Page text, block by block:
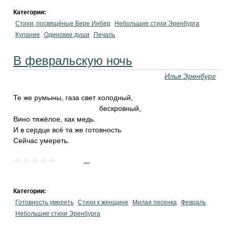
Категории:
Стихи, посвящёные Вере Инбер
Небольшие стихи Эренбурга
Купание
Одинокие души Печаль
В февральскую ночь
Илья Эренбург
Те же румыны, газа свет холодный,
бескровный,
Вино тяжёлое, как медь.
И в сердце всё та же готовность
Сейчас умереть.
Категории:
Готовность умереть Стихи к женщине Милая песенка Февраль
Небольшие стихи Эренбурга